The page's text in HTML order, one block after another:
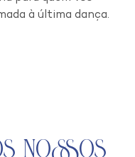
à última dança.
Nossos